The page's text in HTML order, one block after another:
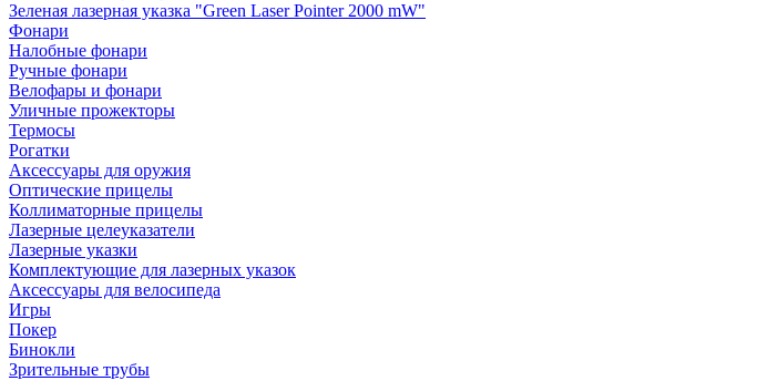
Зеленая лазерная указка "Green Laser Pointer 2000 mW"
Фонари
Налобные фонари
Ручные фонари
Велофары и фонари
Уличные прожекторы
Термосы
Рогатки
Аксессуары для оружия
Оптические прицелы
Коллиматорные прицелы
Лазерные целеуказатели
Лазерные указки
Комплектующие для лазерных указок
Аксессуары для велосипеда
Игры
Покер
Бинокли
Зрительные трубы